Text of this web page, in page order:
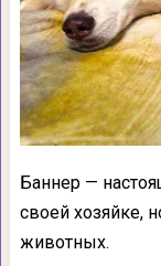
Баннер —
своей хозяйке,
животных.